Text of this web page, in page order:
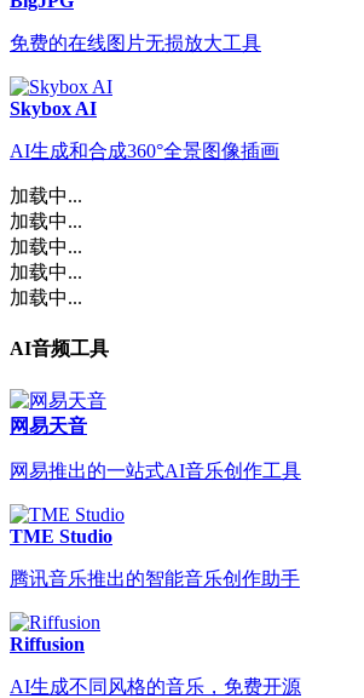
免费的在线图片无损放大工具
Skybox AI
AI生成和合成360°全景图像插画
加载中...
加载中...
加载中...
加载中...
加载中...
AI音频工具
网易天音
网易推出的一站式AI音乐创作工具
TME Studio
腾讯音乐推出的智能音乐创作助手
Riffusion
AI生成不同风格的音乐，免费开源